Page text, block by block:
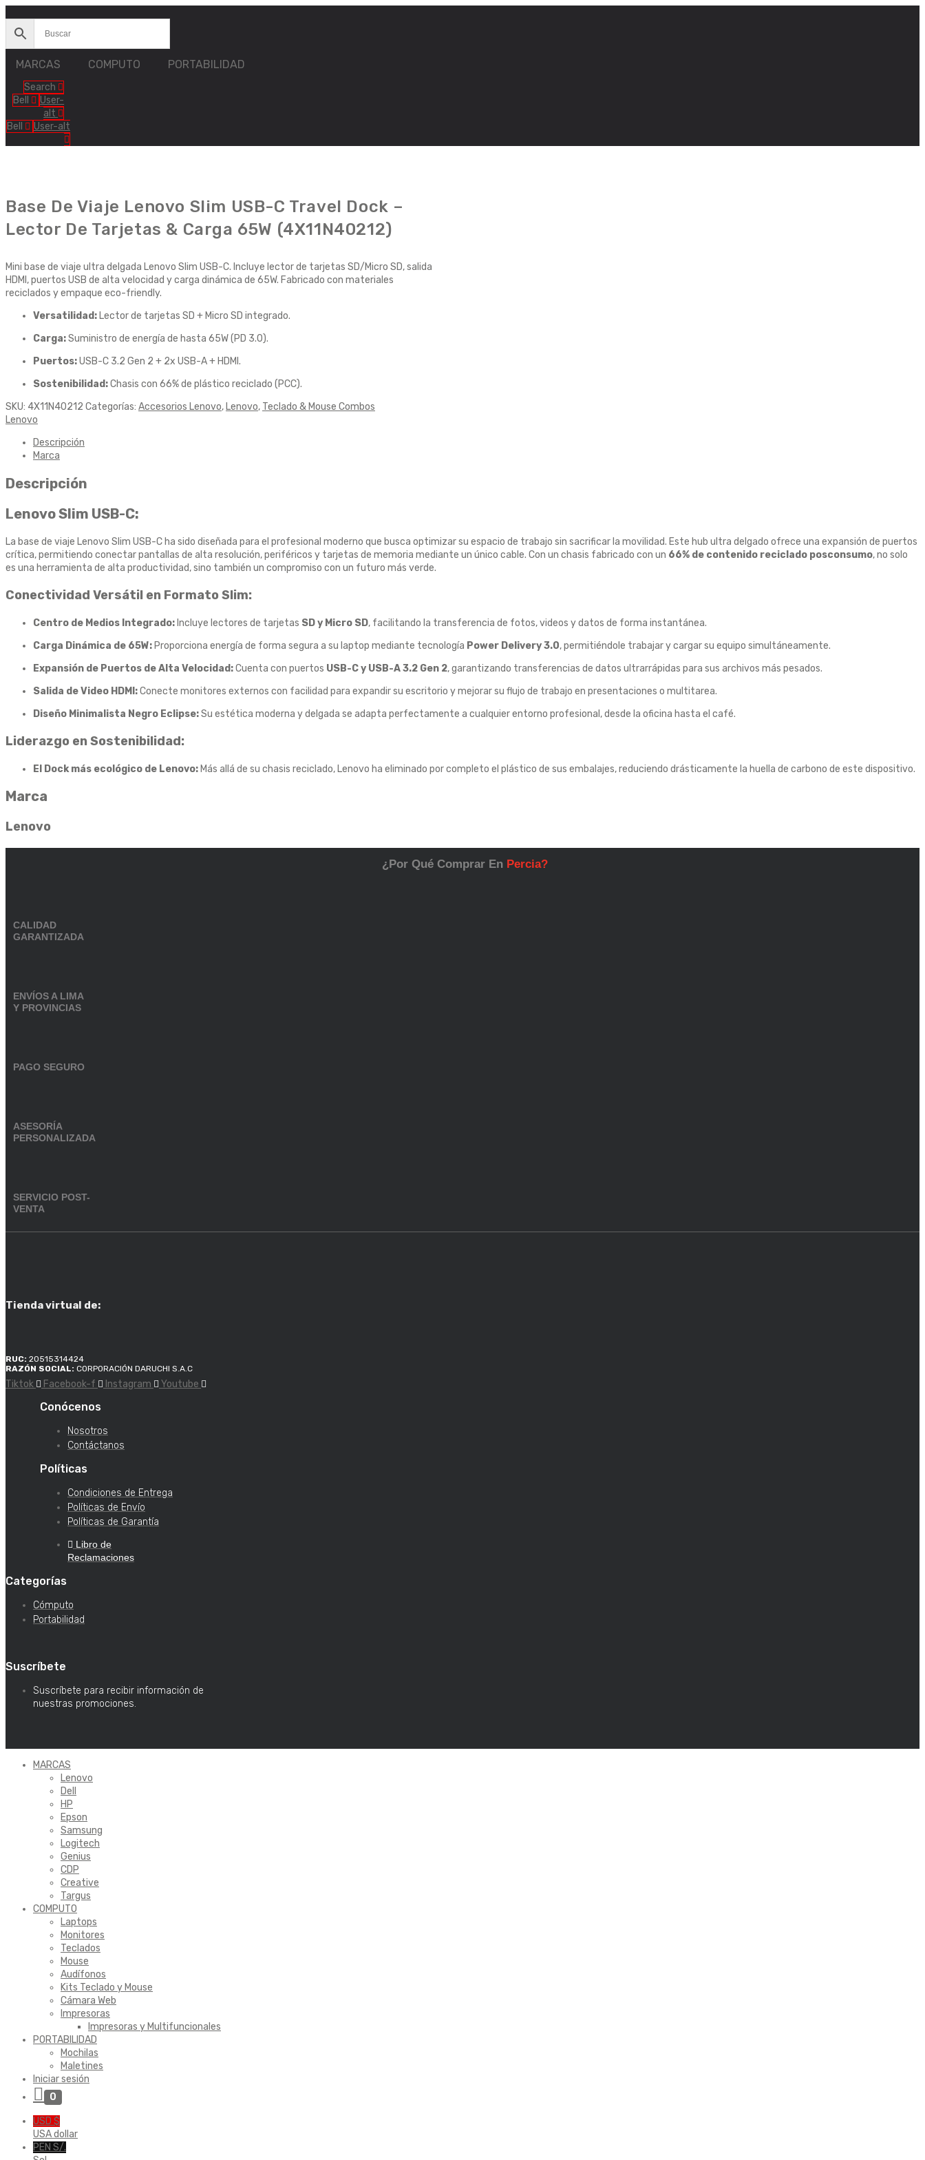
contenido
MARCAS COMPUTO PORTABILIDAD
Search
Bell
User-
alt
Bell
User-alt
Base De Viaje Lenovo Slim USB-C Travel Dock –
Lector De Tarjetas & Carga 65W (4X11N40212)
Mini base de viaje ultra delgada Lenovo Slim USB-C. Incluye lector de tarjetas SD/Micro SD, salida
HDMI, puertos USB de alta velocidad y carga dinámica de 65W. Fabricado con materiales
reciclados y empaque eco-friendly.
Versatilidad: Lector de tarjetas SD + Micro SD integrado.
Carga:Suministro de energía de hasta 65W (PD 3.0).
Puertos:USB-C 3.2 Gen 2 + 2x USB-A + HDMI.
Sostenibilidad:Chasis con 66% de plástico reciclado (PCC).
SKU: 4X11N40212 Categorías: Accesorios Lenovo, Lenovo, Teclado & Mouse Combos
Lenovo
Descripción
Marca
Descripción
Lenovo Slim USB-C:
La base de viaje Lenovo Slim USB-C ha sido diseñada para el profesional moderno que busca optimizar su espacio de trabajo sin sacrificar la movilidad. Este hub ultra delgado ofrece una expansión de puertos
crítica, permitiendo conectar pantallas de alta resolución, periféricos y tarjetas de memoria mediante un único cable. Con un chasis fabricado con un 66% de contenido reciclado posconsumo, no solo
es una herramienta de alta productividad, sino también un compromiso con un futuro más verde.
Conectividad Versátil en Formato Slim:
Centro de Medios Integrado: Incluye lectores de tarjetas SD y Micro SD, facilitando la transferencia de fotos, videos y datos de forma instantánea.
Carga Dinámica de 65W: Proporciona energía de forma segura a su laptop mediante tecnología Power Delivery 3.0, permitiéndole trabajar y cargar su equipo simultáneamente.
Expansión de Puertos de Alta Velocidad:Cuenta con puertos USB-C y USB-A 3.2 Gen 2, garantizando transferencias de datos ultrarrápidas para sus archivos más pesados.
Salida de Video HDMI:Conecte monitores externos con facilidad para expandir su escritorio y mejorar su flujo de trabajo en presentaciones o multitarea.
Diseño Minimalista Negro Eclipse:Su estética moderna y delgada se adapta perfectamente a cualquier entorno profesional, desde la oficina hasta el café.
Liderazgo en Sostenibilidad:
El Dock más ecológico de Lenovo: Más allá de su chasis reciclado, Lenovo ha eliminado por completo el plástico de sus embalajes, reduciendo drásticamente la huella de carbono de este dispositivo.
Marca
Lenovo
¿Por Qué Comprar En Percia?
CALIDAD
GARANTIZADA
ENVÍOS A LIMA
Y PROVINCIAS
PAGO SEGURO
ASESORÍA
PERSONALIZADA
SERVICIO POST-
VENTA
Tienda virtual de:
RUC: 20515314424
RAZÓN SOCIAL: CORPORACIÓN DARUCHI S.A.C
Tiktok Facebook-f Instagram Youtube
Conócenos
Nosotros
Contáctanos
Políticas
Condiciones de Entrega
Políticas de Envío
Políticas de Garantía
Libro de
Reclamaciones
Categorías
Cómputo
Portabilidad
Suscríbete
Suscríbete para recibir información de
nuestras promociones.
MARCAS
Lenovo
Dell
HP
Epson
Samsung
Logitech
Genius
CDP
Creative
Targus
COMPUTO
Laptops
Monitores
Teclados
Mouse
Audífonos
Kits Teclado y Mouse
Cámara Web
Impresoras
Impresoras y Multifuncionales
PORTABILIDAD
Mochilas
Maletines
Iniciar sesión
0
USD $
USA dollar
PEN S/.